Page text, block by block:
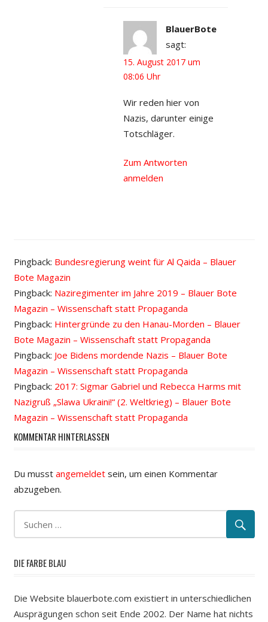
BlauerBote
sagt:
15. August 2017 um
08:06 Uhr
Wir reden hier von
Nazis, darunter einige
Totschläger.
Zum Antworten
anmelden
Pingback: Bundesregierung weint für Al Qaida – Blauer
Bote Magazin
Pingback: Naziregimenter im Jahre 2019 – Blauer Bote
Magazin – Wissenschaft statt Propaganda
Pingback: Hintergründe zu den Hanau-Morden – Blauer
Bote Magazin – Wissenschaft statt Propaganda
Pingback: Joe Bidens mordende Nazis – Blauer Bote
Magazin – Wissenschaft statt Propaganda
Pingback: 2017: Sigmar Gabriel und Rebecca Harms mit
Nazigruß „Slawa Ukraini!“ (2. Weltkrieg) – Blauer Bote
Magazin – Wissenschaft statt Propaganda
KOMMENTAR HINTERLASSEN
Du musst angemeldetsein, um einen Kommentar
abzugeben.
DIE FARBE BLAU
Die Website blauerbote.com existiert in unterschiedlichen
Ausprägungen schon seit Ende 2002. Der Name hat nichts